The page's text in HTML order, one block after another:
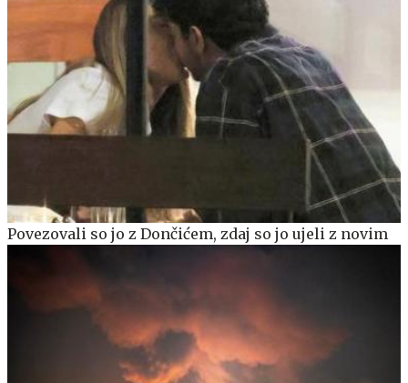
Povezovali so jo z Dončićem, zdaj so jo ujeli z novim